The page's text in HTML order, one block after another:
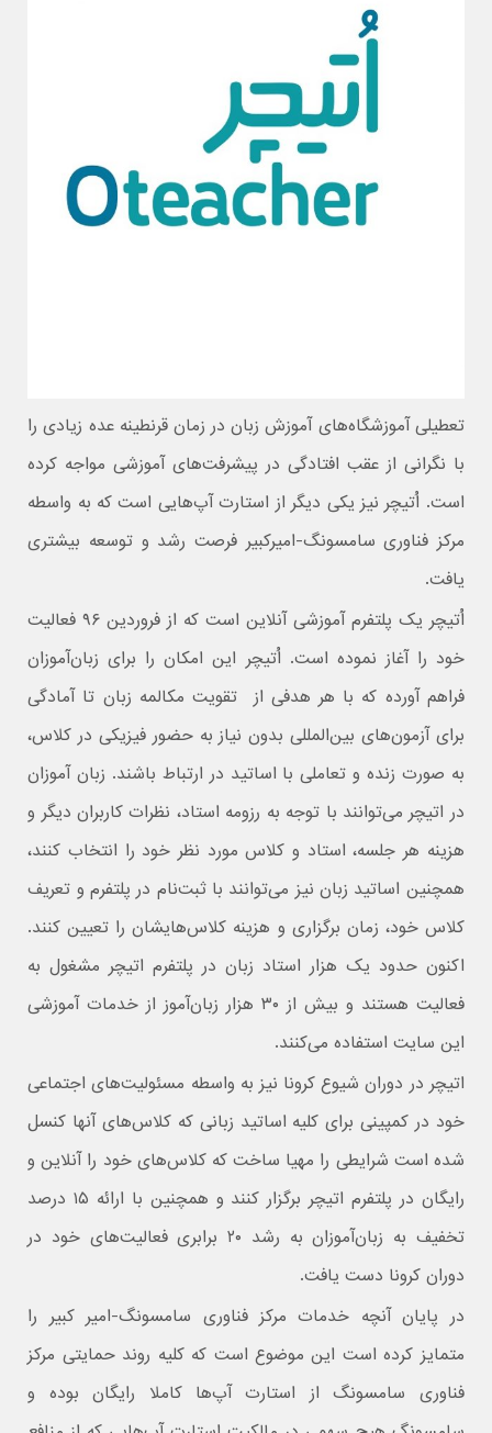
تعطیلی آموزشگاه‌های آموزش زبان در زمان قرنطینه عده زیادی را
با نگرانی از عقب افتادگی در پیشرفت‌های آموزشی مواجه کرده
است. اُتیچر نیز یکی دیگر از استارت آپ‌هایی است که به واسطه
مرکز فناوری سامسونگ-امیرکبیر فرصت رشد و توسعه بیشتری
یافت.
اُتیچر یک پلتفرم آموزشی آنلاین است که از فروردین ۹۶ فعالیت
خود را آغاز نموده است. اُتیچر این امکان را برای زبان‌آموزان
فراهم آورده که با هر هدفی از تقویت مکالمه زبان تا آمادگی
برای آزمون‌های بین‌المللی بدون نیاز به حضور فیزیکی در کلاس،
به صورت زنده و تعاملی با اساتید در ارتباط باشند. زبان آموزان
در اتیچر می‌توانند با توجه به رزومه استاد، نظرات کاربران دیگر و
هزینه هر جلسه، استاد و کلاس مورد نظر خود را انتخاب کنند،
همچنین اساتید زبان نیز می‌توانند با ثبت‌نام در پلتفرم و تعریف
کلاس خود، زمان‌ برگزاری و هزینه کلاس‌هایشان را تعیین کنند.
اکنون حدود یک هزار استاد زبان در پلتفرم اتیچر مشغول به
فعالیت هستند و بیش از ۳۰ هزار زبان‌آموز از خدمات آموزشی
این سایت استفاده می‌کنند.
اتیچر در دوران شیوع کرونا نیز به واسطه مسئولیت‌های اجتماعی
خود در کمپینی برای کلیه اساتید زبانی که کلاس‌های آنها کنسل
شده است شرایطی را مهیا ساخت که کلاس‌های خود را آنلاین و
رایگان در پلتفرم اتیچر برگزار کنند و همچنین با ارائه ۱۵ درصد
تخفیف به زبان‌آموزان به رشد ۲۰ برابری فعالیت‌های خود در
دوران کرونا دست یافت.
در پایان آنچه خدمات مرکز فناوری سامسونگ-امیر کبیر را
متمایز کرده است این موضوع است که کلیه روند حمایتی مرکز
فناوری سامسونگ از استارت آپ‌ها کاملا رایگان بوده و